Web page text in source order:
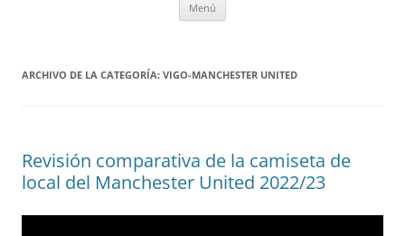
Menú
ARCHIVO DE LA CATEGORÍA: VIGO-MANCHESTER UNITED
Revisión comparativa de la camiseta de
local del Manchester United 2022/23